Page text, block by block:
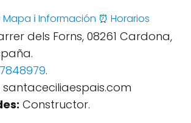
Mapa ℹ️ Información ⏰ Horarios
dels Forns, 08261 Cardona,
.
santaceciliaespais.com
Constructor.